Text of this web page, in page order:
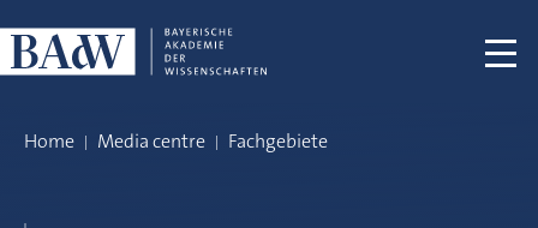
Home Media centre Fachgebiete